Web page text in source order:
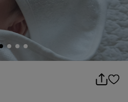
TOWEL